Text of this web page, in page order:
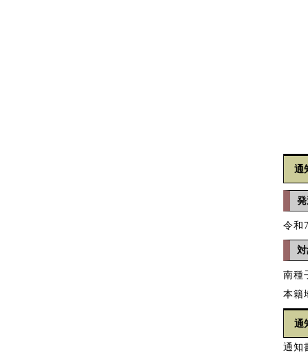
通
令和
南種
本籍
通
通知